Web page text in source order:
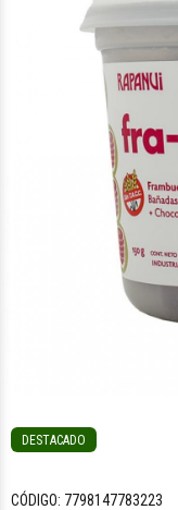
DESTACADO
CÓDIGO: 7798147783223